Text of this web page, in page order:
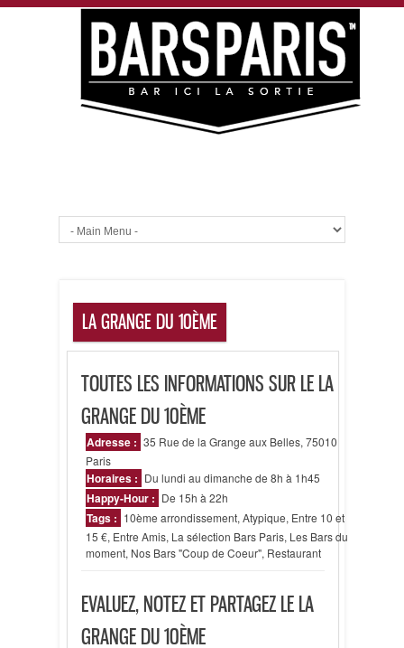
LA GRANGE DU 10ÈME
TOUTES LES INFORMATIONS SUR LE LA
GRANGE DU 10ÈME
Adresse : 35 Rue de la Grange aux Belles, 75010
Paris
Horaires : Du lundi au dimanche de 8h à 1h45
Happy-Hour : De 15h à 22h
Tags : 10ème arrondissement, Atypique, Entre 10 et
15 €, Entre Amis, La sélection Bars Paris, Les Bars du
moment, Nos Bars "Coup de Coeur", Restaurant
EVALUEZ, NOTEZ ET PARTAGEZ LE LA
GRANGE DU 10ÈME